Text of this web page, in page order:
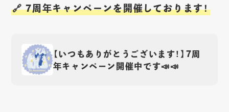
🔗 7周年キャンペーンを開催しております！
【いつもありがとうございます！】7周
年キャンペーン開催中です📣📣